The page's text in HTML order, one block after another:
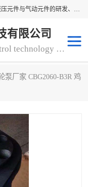
无锡乾锐锋液压科技有限公司，系专业从事各类液压元件与气动元件的研发、生产和销售业务为一体的生产型齿轮泵厂家、液压齿轮泵厂家。主要生产销售风冷式冷却器、液压油风冷却器，冷却器厂家直销、齿轮泵型号、齿轮泵厂家排名详情可来电咨询！
有限公司
QIANRUIFENG fluid control technology co. LTD
泵厂家 CBG2060-B3R 鸡
器
元器件